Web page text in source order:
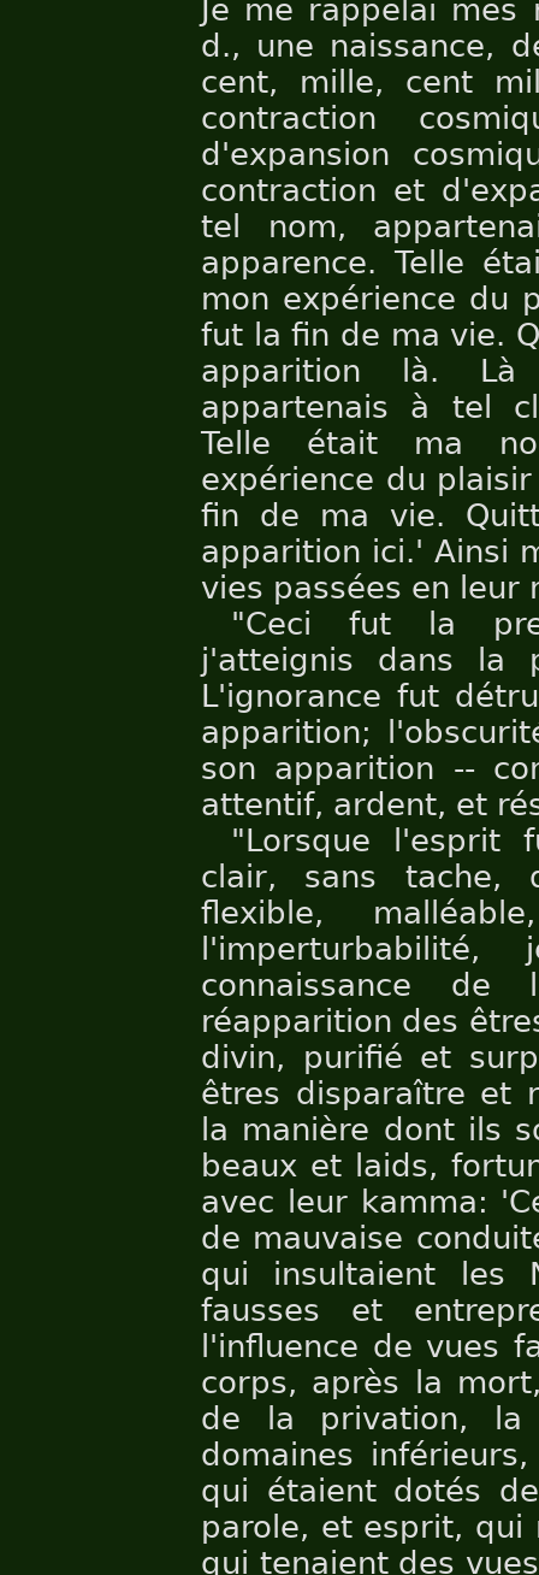
Je me rappelai
d., une naissance,
cent, mille, cent
contraction
d'expansion
contraction et
tel nom,
apparence. Telle
mon expérience du
fut la fin de ma vie.
apparition là.
appartenais à tel
Telle était ma
expérience du
fin de ma vie.
apparition ici.' Ainsi
vies passées en leur
"Ceci fut la
j'atteignis dans la
L'ignorance fut
apparition;
son apparition --
attentif, ardent, et
"Lorsque l'esprit
clair, sans tache,
flexible,
connaissance
réapparition des
divin, purifié et
êtres disparaître et
la manière dont ils
beaux et laids,
avec leur kamma:
de mauvaise
qui insultaient les
fausses et
l'influence de vues
corps, après la
de la privation, la
domaines
qui étaient dotés
parole, et esprit, qui
qui tenaient des